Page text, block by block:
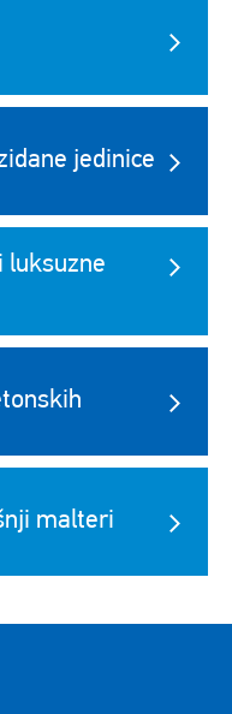
jedinice
luksuzne
malteri